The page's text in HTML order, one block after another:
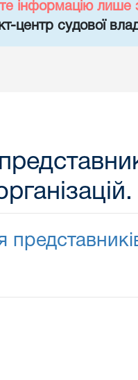
інформацію лише
центр судової